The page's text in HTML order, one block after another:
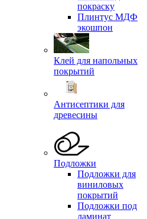
покраску
Плинтус МДФ
экошпон
Клей для напольных
покрытий
Антисептики для
древесины
Подложки
Подложки для
виниловых
покрытий
Подложки под
ламинат